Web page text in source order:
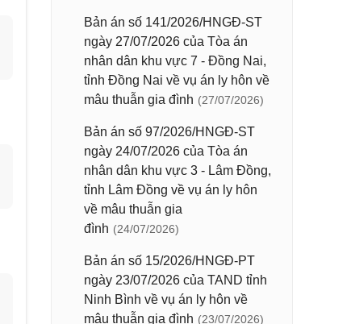
Bản án số 141/2026/HNGĐ-ST
ngày 27/07/2026 của Tòa án
nhân dân khu vực 7 - Đồng Nai,
tỉnh Đồng Nai về vụ án ly hôn về
mâu thuẫn gia đình (27/07/2026)
Bản án số 97/2026/HNGĐ-ST
ngày 24/07/2026 của Tòa án
nhân dân khu vực 3 - Lâm Đồng,
tỉnh Lâm Đồng về vụ án ly hôn
về mâu thuẫn gia
đình (24/07/2026)
Bản án số 15/2026/HNGĐ-PT
ngày 23/07/2026 của TAND tỉnh
Ninh Bình về vụ án ly hôn về
mâu thuẫn gia đình (23/07/2026)